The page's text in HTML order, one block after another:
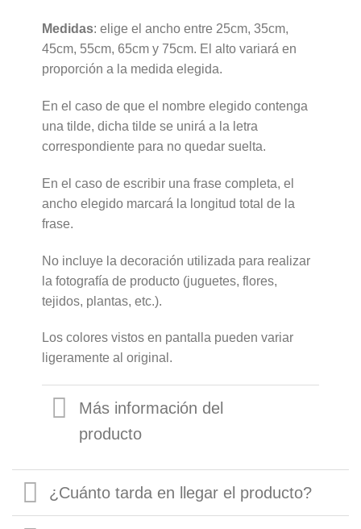
Medidas: elige el ancho entre 25cm, 35cm,
45cm, 55cm, 65cm y 75cm. El alto variará en
proporción a la medida elegida.
En el caso de que el nombre elegido contenga
una tilde, dicha tilde se unirá a la letra
correspondiente para no quedar suelta.
En el caso de escribir una frase completa, el
ancho elegido marcará la longitud total de la
frase.
No incluye la decoración utilizada para realizar
la fotografía de producto (juguetes, flores,
tejidos, plantas, etc.).
Los colores vistos en pantalla pueden variar
ligeramente al original.
Más información del
producto
¿Cuánto tarda en llegar el producto?